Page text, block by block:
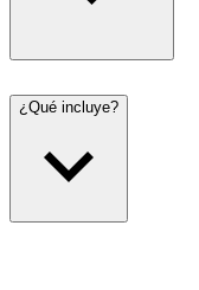
¿Qué incluye?